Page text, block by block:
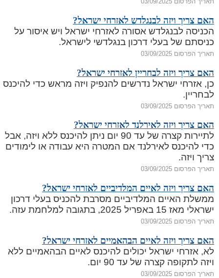
האם צריך ויזה לבנגלדש לאזרחי ישראל?
הכניסה לבנגלדש אסורה לאזרחי ישראל ויש איסור על
כניסתם של בעלי דרכון בנגלדשי לישראל.
תאריך הפרסום 03/09/2025
האם צריך ויזה לבחריין לאזרחי ישראל?
כן, אזרחי ישראל נדרשים להנפיק ויזה מראש כדי להיכנס
לבחריין.
תאריך הפרסום 03/09/2025
האם צריך ויזה לאירלנד לאזרחי ישראל?
לתיירות קצרה של עד 90 יום ניתן להיכנס ללא ויזה, אבל
כדי להיכנס לאירלנד אם המטרה היא עבודה או לימודים
צריך ויזה.
תאריך הפרסום 03/09/2025
האם צריך ויזה לאיים המלדיביים לאזרחי ישראל?
ממשלת האיים המלדיביים מסרבת להכניס בעלי דרכון
ישראלי מאז 15 באפריל 2025, בתגובה למלחמת עזה.
תאריך הפרסום 03/09/2025
האם צריך ויזה לאיים הבהאמיים לאזרחי ישראל?
לא, אזרחי ישראל יכולים להיכנס לאיים הבהאמיים ללא
ויזה לתקופה קצרה של עד 90 יום.
תאריך הפרסום 03/09/2025